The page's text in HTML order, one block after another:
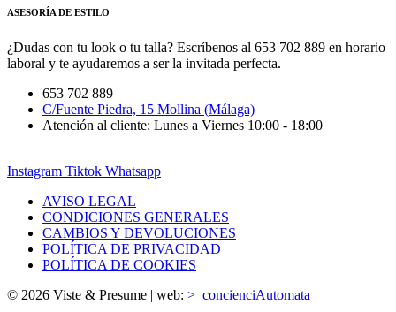
ASESORÍA DE ESTILO
¿Dudas con tu look o tu talla? Escríbenos al 653 702 889 en horario
laboral y te ayudaremos a ser la invitada perfecta.
653 702 889
C/Fuente Piedra, 15 Mollina (Málaga)
Atención al cliente: Lunes a Viernes 10:00 - 18:00
Instagram Tiktok Whatsapp
AVISO LEGAL
CONDICIONES GENERALES
CAMBIOS Y DEVOLUCIONES
POLÍTICA DE PRIVACIDAD
POLÍTICA DE COOKIES
© 2026 Viste & Presume | web: >_concienciAutomata_